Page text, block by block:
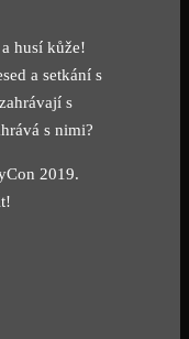
husí kůže!
a setkání s
s
s nimi?
2019.